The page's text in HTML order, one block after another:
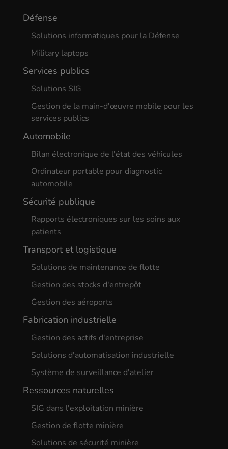
Défense
Solutions informatiques pour la Défense
Military laptops
Services publics
Solutions SIG
Gestion de la main-d'œuvre mobile pour les
services publics
Automobile
Bilan électronique de l'état des véhicules
Ordinateur portable pour diagnostic
automobile
Sécurité publique
Rapports électroniques sur les soins aux
patients
Transport et logistique
Solutions de maintenance de flotte
Gestion des stocks d'entrepôt
Gestion des aéroports
Fabrication industrielle
Gestion des actifs d'entreprise
Solutions d'automatisation industrielle
Système de surveillance d'atelier
Ressources naturelles
SIG dans l'exploitation minière
Gestion de flotte minière
Solutions de sécurité minière